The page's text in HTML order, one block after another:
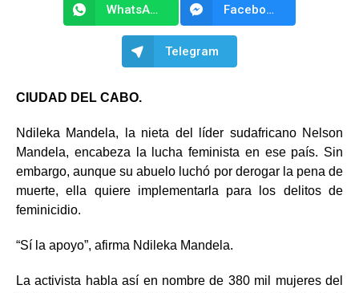
WhatsApp Facebook Messenger
Telegram
CIUDAD DEL CABO.
Ndileka Mandela, la nieta del líder sudafricano Nelson
Mandela, encabeza la lucha feminista en ese país. Sin
embargo, aunque su abuelo luchó por derogar la pena de
muerte, ella quiere implementarla para los delitos de
feminicidio.
“Sí la apoyo”, afirma Ndileka Mandela.
La activista habla así en nombre de 380 mil mujeres del